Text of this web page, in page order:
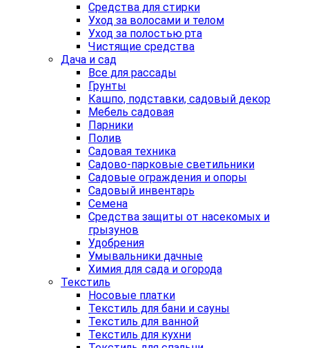
Средства для стирки
Уход за волосами и телом
Уход за полостью рта
Чистящие средства
Дача и сад
Все для рассады
Грунты
Кашпо, подставки, садовый декор
Мебель садовая
Парники
Полив
Садовая техника
Садово-парковые светильники
Садовые ограждения и опоры
Садовый инвентарь
Семена
Средства защиты от насекомых и
грызунов
Удобрения
Умывальники дачные
Химия для сада и огорода
Текстиль
Носовые платки
Текстиль для бани и сауны
Текстиль для ванной
Текстиль для кухни